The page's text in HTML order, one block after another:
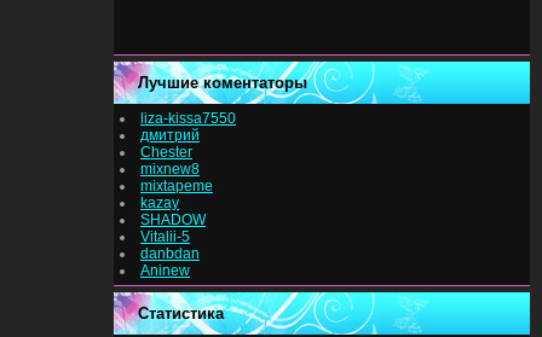
Лучшие коментаторы
liza-kissa7550
дмитрий
Chester
mixnew8
mixtapeme
kazay
SHADOW
Vitalii-5
danbdan
Aninew
Статистика